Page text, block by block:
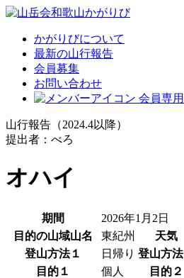
かがりびについて
最新の山行報告
会員募集
お問い合わせ
会員専
山行報告（2024.4以降）
提出者：べろ
オハイ
期間
2026年1月2日
目的の山域山名
東紀州
天気
登山方法１
日帰り 登山方法
目的１
個人 目的２